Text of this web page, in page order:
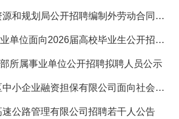
2026台州市自然资源和规划局公开招聘编制外劳动合同用工5人公告
宁波市奉化区企事业单位面向2026届高校毕业生公开招聘高层次人才
所属事业单位公开招聘拟聘人员公示
2026宁波市鄞州区中小企业融资担保有限公司面向社会招聘财务工作
公路管理有限公司招聘若干人公告